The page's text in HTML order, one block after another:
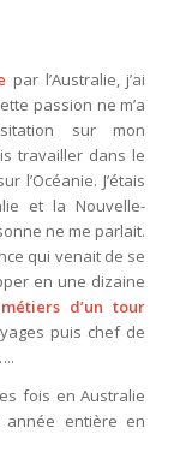
par l’Australie, j’ai
passion ne m’a
sur mon
travailler dans le
l’Océanie. J’étais
et la Nouvelle-
ne me parlait.
qui venait de se
en une dizaine
métiers d’un tour
puis chef de
fois en Australie
année entière en